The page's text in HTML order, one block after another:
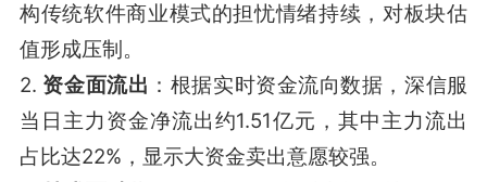
构传统软件商业模式的担忧情绪持续，对板块估
值形成压制 。
2. 资金面流出 ：根据实时资金流向数据，深信服
当日主力资金净流出约1.51亿元，其中主力流出
占比达22%，显示大资金卖出意愿较强。